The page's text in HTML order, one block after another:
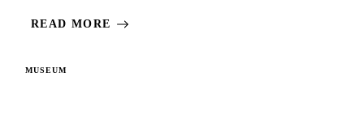
READ MORE
MUSEUM